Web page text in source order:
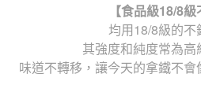
【食品級18/8級
均用18/8級的不
其強度和純度常為高
味道不轉移，讓今天的拿鐵不